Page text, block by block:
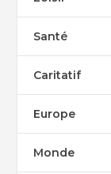
Santé
Caritatif
Europe
Monde